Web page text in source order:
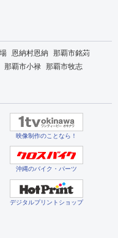
恩納村恩納 那覇市銘苅
那覇市小禄 那覇市牧志
映像制作のことなら！
沖縄のバイク・パーツ
デジタルプリントショップ